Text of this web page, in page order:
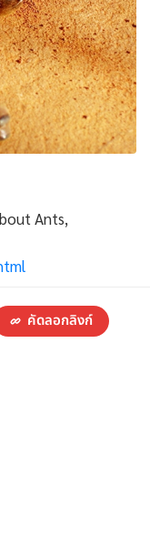
Ants,
คัดลอกลิงก์